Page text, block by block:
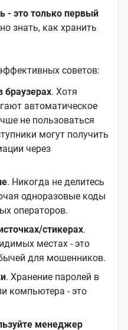
- это только первый
знать, как хранить
советов:
браузерах. Хотя
автоматическое
не пользоваться
могут получить
через
. Никогда не делитесь
одноразовые коды
операторов.
стикерах.
местах - это
для мошенников.
. Хранение паролей в
компьютера - это
менеджер